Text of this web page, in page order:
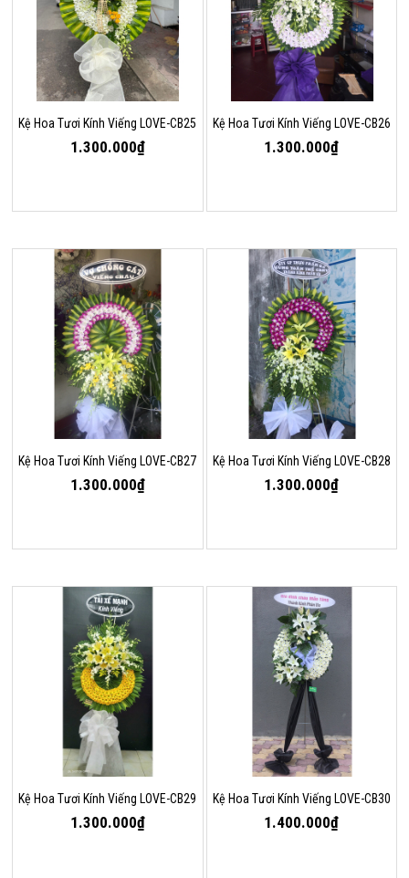
Kệ Hoa Tươi Kính Viếng LOVE-CB25
1.300.000₫
Kệ Hoa Tươi Kính Viếng LOVE-CB26
1.300.000₫
Kệ Hoa Tươi Kính Viếng LOVE-CB27
1.300.000₫
Kệ Hoa Tươi Kính Viếng LOVE-CB28
1.300.000₫
Kệ Hoa Tươi Kính Viếng LOVE-CB29
1.300.000₫
Kệ Hoa Tươi Kính Viếng LOVE-CB30
1.400.000₫